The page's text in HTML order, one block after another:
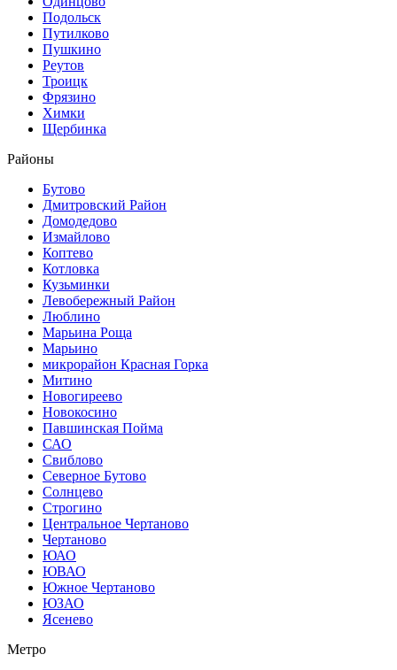
Подольск
Путилково
Пушкино
Реутов
Троицк
Фрязино
Химки
Щербинка
Районы
Бутово
Дмитровский Район
Домодедово
Измайлово
Коптево
Котловка
Кузьминки
Левобережный Район
Люблино
Марьина Роща
Марьино
микрорайон Красная Горка
Митино
Новогиреево
Новокосино
Павшинская Пойма
САО
Свиблово
Северное Бутово
Солнцево
Строгино
Центральное Чертаново
Чертаново
ЮАО
ЮВАО
Южное Чертаново
ЮЗАО
Ясенево
Метро